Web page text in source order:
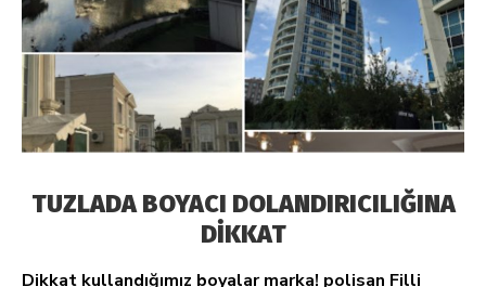
TUZLADA BOYACI DOLANDIRICILIĞINA
DİKKAT
Dikkat kullandığımız boyalar marka! polisan Filli